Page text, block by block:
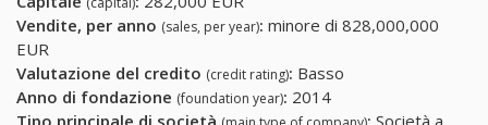
Vendite, per anno (sales, per year): minore di 828,000,000
EUR
Valutazione del credito (credit rating): Basso
Anno di fondazione (foundation year): 2014